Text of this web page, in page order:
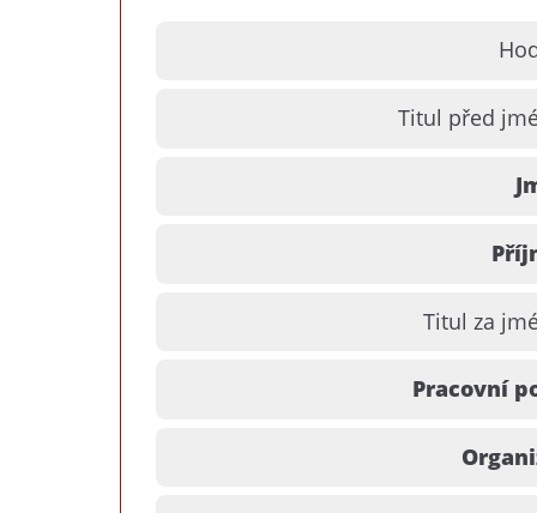
Titul před
Titul za
Pracovní